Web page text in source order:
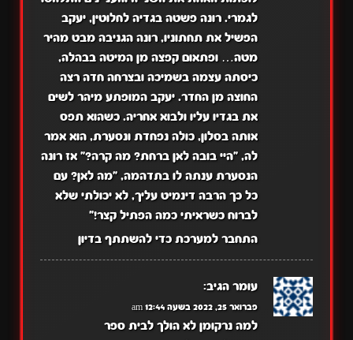
לגמרי. רונה פשטה בגדיה לחלוטין, יעקב
הפשיל את תחתוניו, רונה הגניבה מבט מהיר
מטה… ופתאום קפצה מן המיטה בבהלה,
כיסתה עצמה בשמיכה ובצרחה חדה רצה
החוצה מן החדר. יעקב המופתע מיהר לשים
את בגדיו עליו ולבוא אחריה. כשהוא תפס
אותה בסלון, כולה נפחדת ונסערת, הוא אמר
לה, "היי בובה לאן ברחת? מה קרה?" אז רונה
הנסערת ענתה לו בתדהמה, "מה לאן? עם
כל כך הרבה דינמיט עליך, לא יכולתי שלא
לברוח כשראיתי כמה הפתיל קצר!"
התחבר למערכת כדי להשתתף בדיון
עומר הגיב:
פברואר 25, 2022 בשעה 12:44 am
למה נרקומן לא הולך לבית ספר